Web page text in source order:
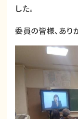
した。
委員の皆様、あり